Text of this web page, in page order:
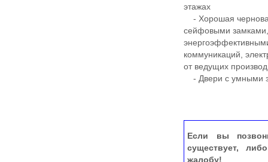
этажах
- Хорошая
сейфовыми
коммуникаций,
от ведущих
- Двери с умными
Если вы
существует,
жалобу!